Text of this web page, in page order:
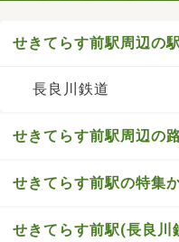
せきてらす前駅周辺の
長良川鉄道
せきてらす前駅周辺の
せきてらす前駅の特集
せきてらす前駅(長良川